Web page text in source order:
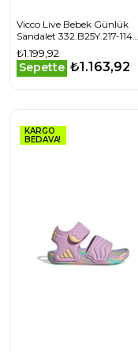
Vicco Live Bebek Günlük
Sandalet 332.B25Y.217-114
Pembe
₺1.199,92
Sepette ₺1.163,92
KARGO
BEDAVA!